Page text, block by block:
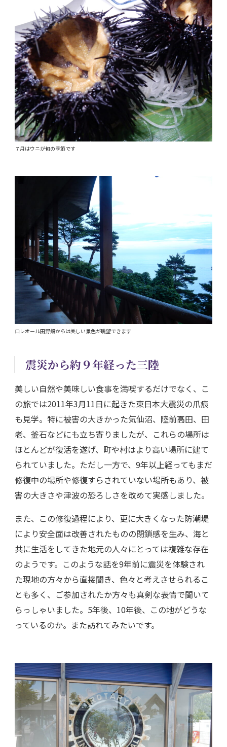
７月はウニが旬の季節です
ロレオール田野畑からは美しい景色が眺望できます
震災から約９年経った三陸
美しい自然や美味しい食事を満喫するだけでなく、こ
の旅では2011年3月11日に起きた東日本大震災の爪痕
も見学。特に被害の大きかった気仙沼、陸前高田、田
老、釜石などにも立ち寄りましたが、これらの場所は
ほとんどが復活を遂げ、町や村はより高い場所に建て
られていました。ただし一方で、9年以上経ってもまだ
修復中の場所や修復すらされていない場所もあり、被
害の大きさや津波の恐ろしさを改めて実感しました。
また、この修復過程により、更に大きくなった防潮堤
により安全面は改善されたものの閉鎖感を生み、海と
共に生活をしてきた地元の人々にとっては複雑な存在
のようです。このような話を9年前に震災を体験され
た現地の方々から直接聞き、色々と考えさせられるこ
とも多く、ご参加されたか方々も真剣な表情で聞いて
らっしゃいました。5年後、10年後、この地がどうな
っているのか。また訪れてみたいです。